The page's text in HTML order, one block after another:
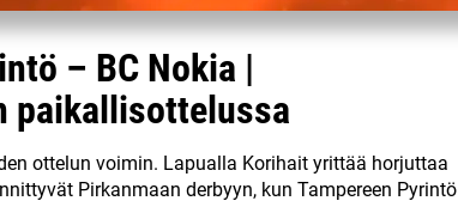
– BC Nokia |
paikallisottelussa
ottelun voimin. Lapualla Korihait yrittää horjuttaa
Pirkanmaan derbyyn, kun Tampereen Pyrintö